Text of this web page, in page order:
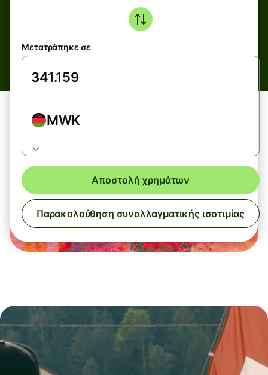
Μετατράπηκε σε
MWK
Αποστολή χρημάτων
Παρακολούθηση συναλλαγματικής ισοτιμίας